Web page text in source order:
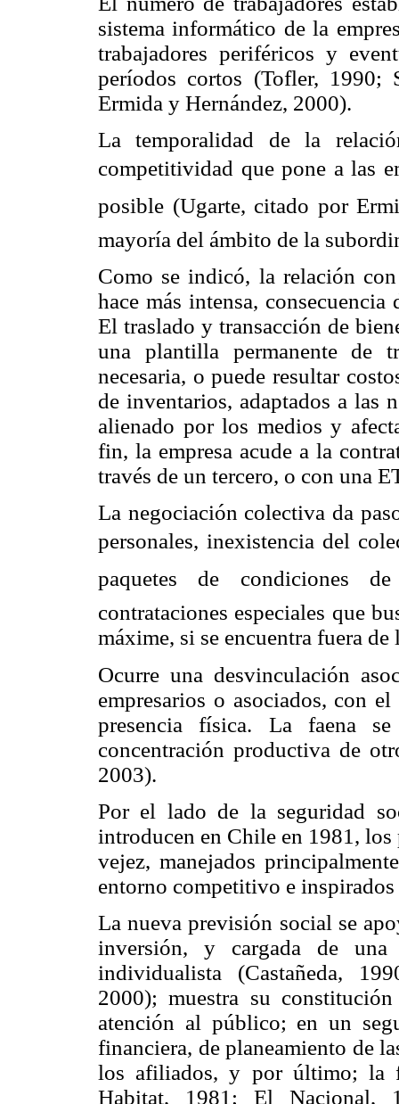
sistema informático de la
trabajadores periféricos y
períodos cortos (Tofler, 1990;
Ermida y Hernández, 2000).
La temporalidad de la
competitividad que pone a las
posible (Ugarte, citado por
mayoría del ámbito de la
Como se indicó, la relación
hace más intensa,
El traslado y transacción de
una plantilla permanente de
necesaria, o puede resultar
de inventarios, adaptados a las
alienado por los medios y
fin, la empresa acude a la
través de un tercero, o con una
La negociación colectiva da
personales, inexistencia del
paquetes de condiciones
contrataciones especiales que
máxime, si se encuentra fuera
Ocurre una desvinculación
empresarios o asociados, con
presencia física. La faena
concentración productiva de
2003).
Por el lado de la seguridad
introducen en Chile en 1981,
vejez, manejados
entorno competitivo e inspirados
La nueva previsión social se
inversión, y cargada de
individualista (Castañeda,
2000); muestra su
atención al público; en un
financiera, de planeamiento de
los afiliados, y por último; la
Habitat, 1981; El Nacional,